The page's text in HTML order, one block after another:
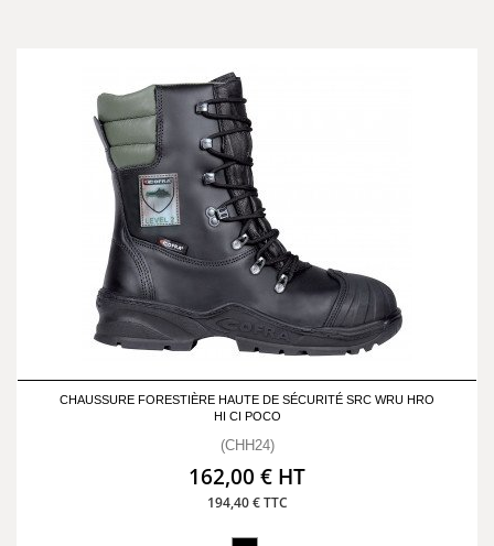
CHAUSSURE FORESTIÈRE HAUTE DE SÉCURITÉ SRC WRU HRO
HI CI POCO
(CHH24)
162,00 € HT
194,40 € TTC